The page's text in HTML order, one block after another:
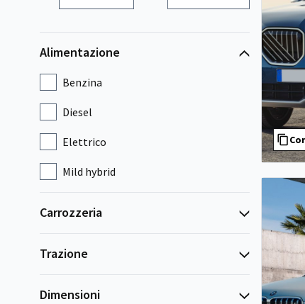
Alimentazione
Benzina
Diesel
Elettrico
Mild hybrid
Carrozzeria
Trazione
Dimensioni